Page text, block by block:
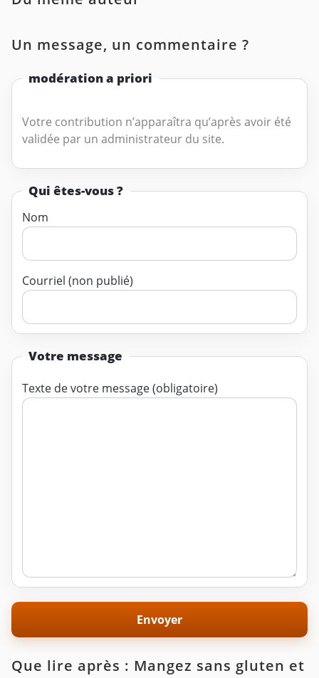
Un message, un commentaire ?
modération a priori
Votre contribution n’apparaîtra qu’après avoir été
validée par un administrateur du site.
Qui êtes-vous ?
Nom
Courriel (non publié)
Votre message
Texte de votre message (obligatoire)
Que lire après : Mangez sans gluten et